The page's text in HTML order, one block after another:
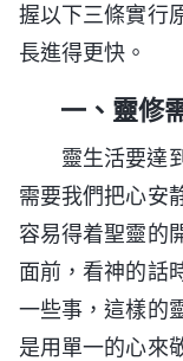
握以下三條實行
長進得更快。
一、靈修
靈生活要達
需要我們把心安
容易得着聖靈的
面前，看神的話
一些事，這樣的
是用單一的心來